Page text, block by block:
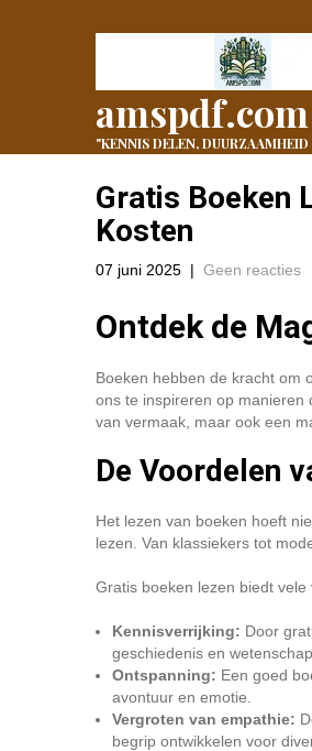
amspdf.com
"KENNIS DELEN, DUURZAAMHEID
Gratis Boeken
Kosten
07 juni 2025 | Geen reacties
Ontdek de
Boeken hebben de kracht om
ons te inspireren op manieren
van vermaak, maar ook een
De Voordelen
Het lezen van boeken hoeft
lezen. Van klassiekers tot
Gratis boeken lezen biedt
Kennisverrijking: Door
geschiedenis en
Ontspanning: Een goed
avontuur en emotie.
Vergroten van empathie:
begrip ontwikkelen voor